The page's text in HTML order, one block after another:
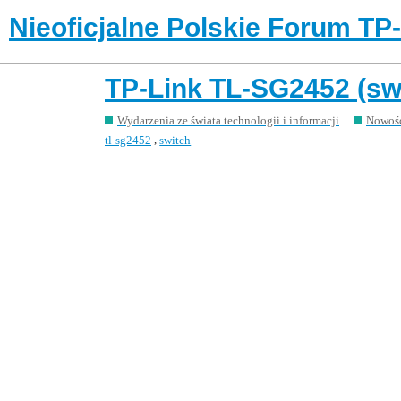
Nieoficjalne Polskie Forum
TP-Link TL-SG2452
Wydarzenia ze świata technologii i informacji
tl-sg2452 ,switch